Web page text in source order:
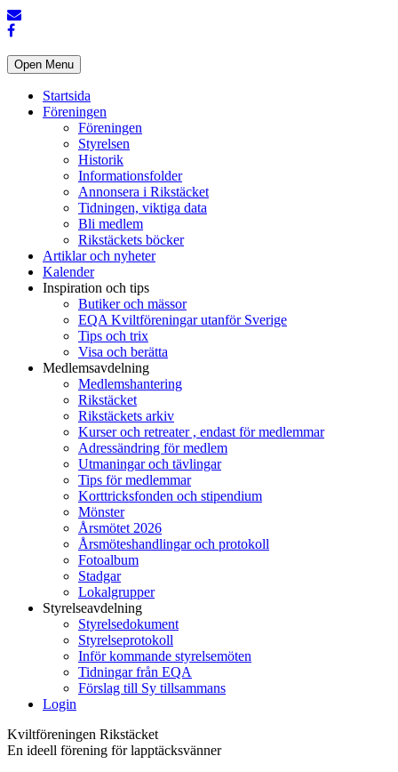
Open Menu
Startsida
Föreningen
Föreningen
Styrelsen
Historik
Informationsfolder
Annonsera i Rikstäcket
Tidningen, viktiga data
Bli medlem
Rikstäckets böcker
Artiklar och nyheter
Kalender
Inspiration och tips
Butiker och mässor
EQA Kviltföreningar utanför Sverige
Tips och trix
Visa och berätta
Medlemsavdelning
Medlemshantering
Rikstäcket
Rikstäckets arkiv
Kurser och retreater , endast för medlemmar
Adressändring för medlem
Utmaningar och tävlingar
Tips för medlemmar
Korttricksfonden och stipendium
Mönster
Årsmötet 2026
Årsmöteshandlingar och protokoll
Fotoalbum
Stadgar
Lokalgrupper
Styrelseavdelning
Styrelsedokument
Styrelseprotokoll
Inför kommande styrelsemöten
Tidningar från EQA
Förslag till Sy tillsammans
Login
Kviltföreningen Rikstäcket
En ideell förening för lapptäcksvänner